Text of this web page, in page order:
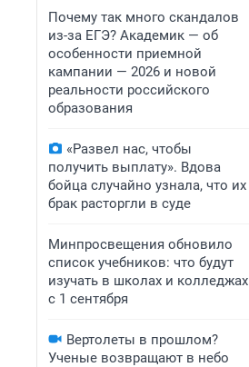
Почему так много скандалов
из-за ЕГЭ? Академик — об
особенности приемной
кампании — 2026 и новой
реальности российского
образования
«Развел нас, чтобы
получить выплату». Вдова
бойца случайно узнала, что их
брак расторгли в суде
Минпросвещения обновило
список учебников: что будут
изучать в школах и колледжах
с 1 сентября
Вертолеты в прошлом?
Ученые возвращают в небо